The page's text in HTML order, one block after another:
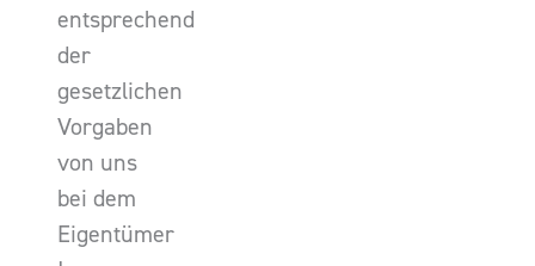
entsprechend
der
gesetzlichen
Vorgaben
von uns
bei dem
Eigentümer